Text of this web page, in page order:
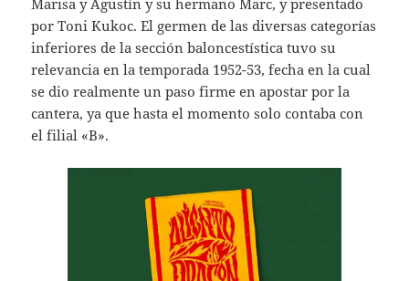
Marisa y Agustín y su hermano Marc, y presentado
por Toni Kukoc. El germen de las diversas categorías
inferiores de la sección baloncestística tuvo su
relevancia en la temporada 1952-53, fecha en la cual
se dio realmente un paso firme en apostar por la
cantera, ya que hasta el momento solo contaba con
el filial «B».